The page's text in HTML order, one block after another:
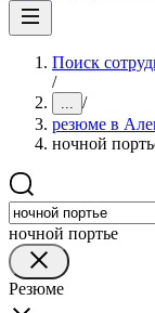
Поиск
/
... /
резюме в
ночной
ночной портье
Резюме